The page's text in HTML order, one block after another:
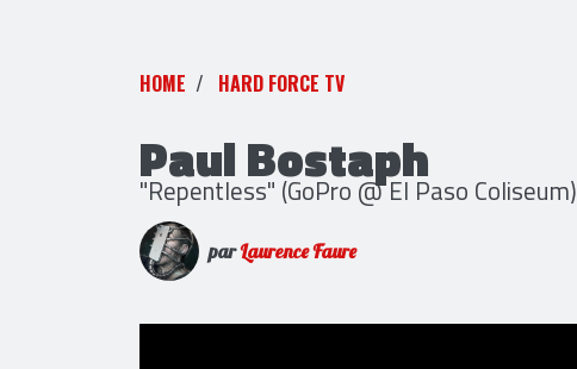
HOME HARD FORCE TV
Paul Bostaph
"Repentless" (GoPro @ El Paso Coliseum)
parLaurence Faure